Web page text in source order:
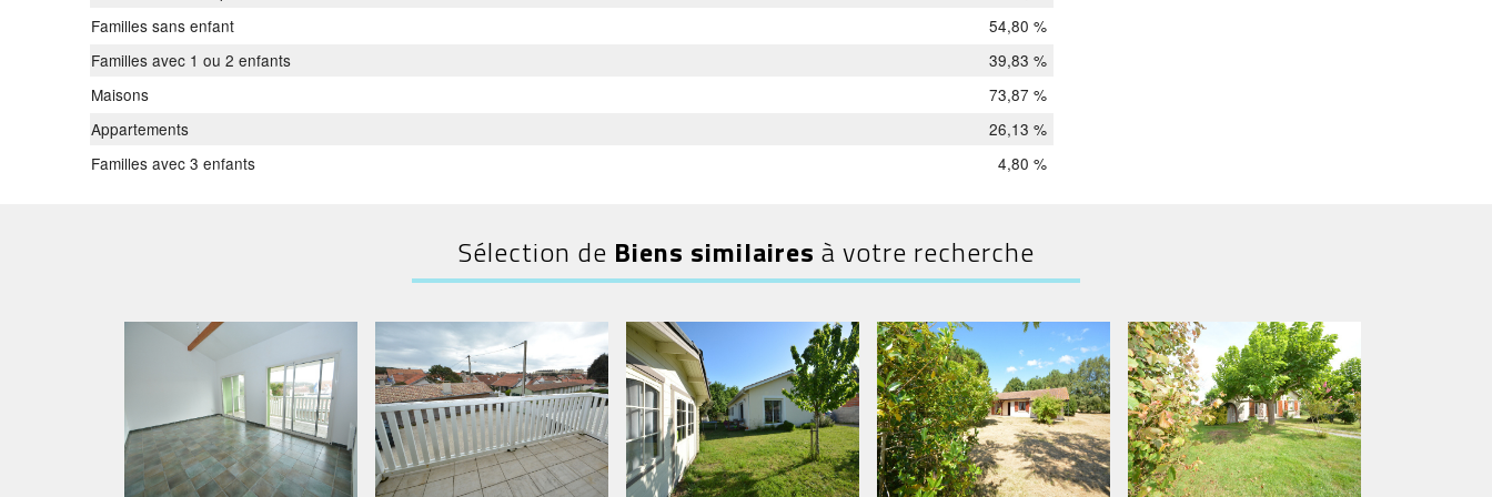
Familles sans enfant
54,80 %
Familles avec 1 ou 2 enfants
39,83 %
Maisons
73,87 %
Appartements
26,13 %
Familles avec 3 enfants
4,80 %
Sélection de Biens similaires à votre recherche